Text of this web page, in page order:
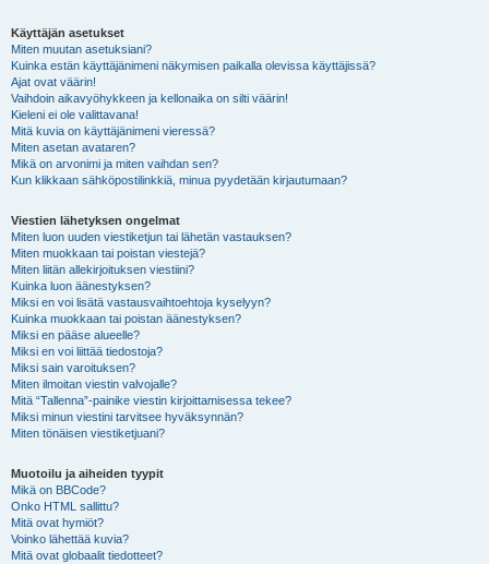
Käyttäjän asetukset
Miten muutan asetuksiani?
Kuinka estän käyttäjänimeni näkymisen paikalla olevissa käyttäjissä?
Ajat ovat väärin!
Vaihdoin aikavyöhykkeen ja kellonaika on silti väärin!
Kieleni ei ole valittavana!
Mitä kuvia on käyttäjänimeni vieressä?
Miten asetan avataren?
Mikä on arvonimi ja miten vaihdan sen?
Kun klikkaan sähköpostilinkkiä, minua pyydetään kirjautumaan?
Viestien lähetyksen ongelmat
Miten luon uuden viestiketjun tai lähetän vastauksen?
Miten muokkaan tai poistan viestejä?
Miten liitän allekirjoituksen viestiini?
Kuinka luon äänestyksen?
Miksi en voi lisätä vastausvaihtoehtoja kyselyyn?
Kuinka muokkaan tai poistan äänestyksen?
Miksi en pääse alueelle?
Miksi en voi liittää tiedostoja?
Miksi sain varoituksen?
Miten ilmoitan viestin valvojalle?
Mitä “Tallenna”-painike viestin kirjoittamisessa tekee?
Miksi minun viestini tarvitsee hyväksynnän?
Miten tönäisen viestiketjuani?
Muotoilu ja aiheiden tyypit
Mikä on BBCode?
Onko HTML sallittu?
Mitä ovat hymiöt?
Voinko lähettää kuvia?
Mitä ovat globaalit tiedotteet?